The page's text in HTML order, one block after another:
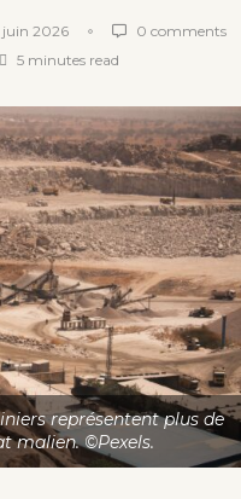
juin 2026
0 comments
5 minutes read
représentent plus de
malien. ©Pexels.